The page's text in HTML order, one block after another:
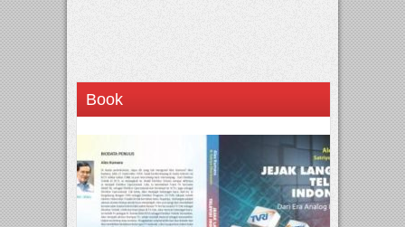
Book